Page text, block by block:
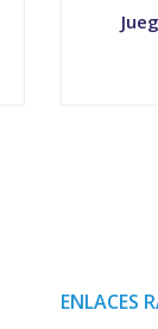
ENLACES